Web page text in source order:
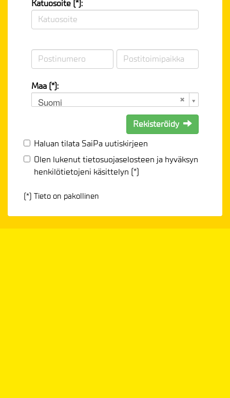
Katuosoite (*):
Maa (*):
Suomi
Rekisteröidy
Haluan tilata SaiPa uutiskirjeen
Olen lukenuttietosuojaselosteen ja hyväksyn
henkilötietojeni käsittelyn (*)
(*) Tieto on pakollinen